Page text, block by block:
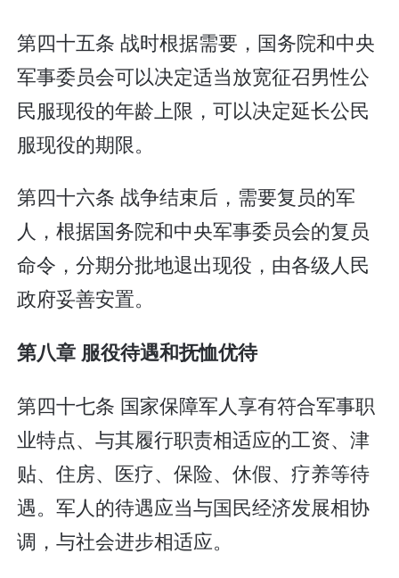
第四十五条 战时根据需要，国务院和中央
军事委员会可以决定适当放宽征召男性公
民服现役的年龄上限，可以决定延长公民
服现役的期限。
第四十六条 战争结束后，需要复员的军
人，根据国务院和中央军事委员会的复员
命令，分期分批地退出现役，由各级人民
政府妥善安置。
第八章 服役待遇和抚恤优待
第四十七条 国家保障军人享有符合军事职
业特点、与其履行职责相适应的工资、津
贴、住房、医疗、保险、休假、疗养等待
遇。军人的待遇应当与国民经济发展相协
调，与社会进步相适应。